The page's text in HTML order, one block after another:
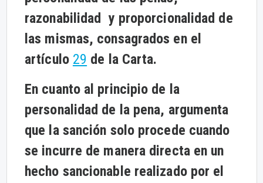
razonabilidad y proporcionalidad de
las mismas, consagrados en el
artículo 29 de la Carta.
En cuanto al principio de la
personalidad de la pena, argumenta
que la sanción solo procede cuando
se incurre de manera directa en un
hecho sancionable realizado por el